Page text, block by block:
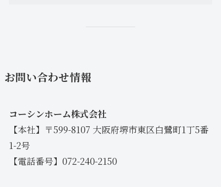
お問い合わせ情報
コーシンホーム株式会社
【本社】〒599-8107 大阪府堺市東区白鷺町1丁5番
1-2号
【電話番号】072-240-2150